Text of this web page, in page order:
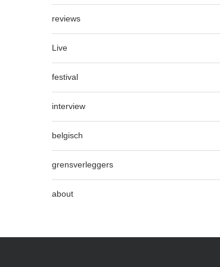
reviews
Live
festival
interview
belgisch
grensverleggers
about